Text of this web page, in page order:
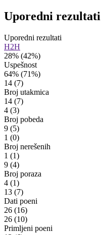
Uporedni rezultati
Uporedni rezultati
H2H
28% (42%)
Uspešnost
64% (71%)
14 (7)
Broj utakmica
14 (7)
4 (3)
Broj pobeda
9 (5)
1 (0)
Broj nerešenih
1 (1)
9 (4)
Broj poraza
4 (1)
13 (7)
Dati poeni
26 (16)
26 (10)
Primljeni poeni